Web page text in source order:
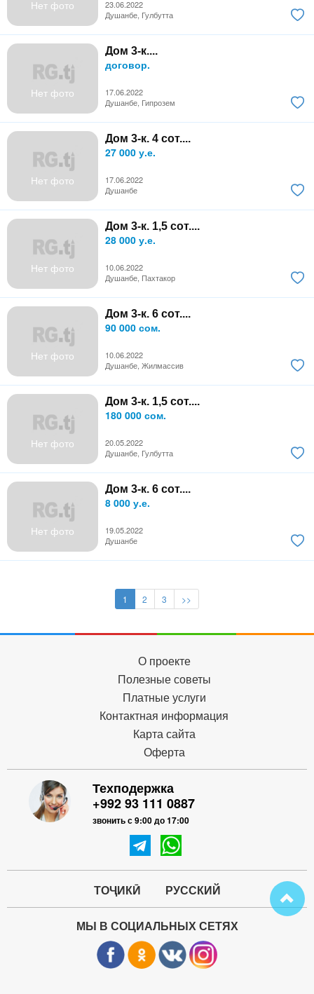
Нет фото
23.06.2022
Душанбе, Гулбутта
Нет фото
Дом 3-к....
договор.
17.06.2022
Душанбе, Гипрозем
Нет фото
Дом 3-к. 4 сот....
27 000 у.е.
17.06.2022
Душанбе
Нет фото
Дом 3-к. 1,5 сот....
28 000 у.е.
10.06.2022
Душанбе, Пахтакор
Нет фото
Дом 3-к. 6 сот....
90 000 сом.
10.06.2022
Душанбе, Жилмассив
Нет фото
Дом 3-к. 1,5 сот....
180 000 сом.
20.05.2022
Душанбе, Гулбутта
Нет фото
Дом 3-к. 6 сот....
8 000 у.е.
19.05.2022
Душанбе
1 2 3 >>
О проекте
Полезные советы
Платные услуги
Контактная информация
Карта сайта
Оферта
Техподержка
+992 93 111 0887
звонить с 9:00 до 17:00
ТОҶИКӢ РУССКИЙ
МЫ В СОЦИАЛЬНЫХ СЕТЯХ